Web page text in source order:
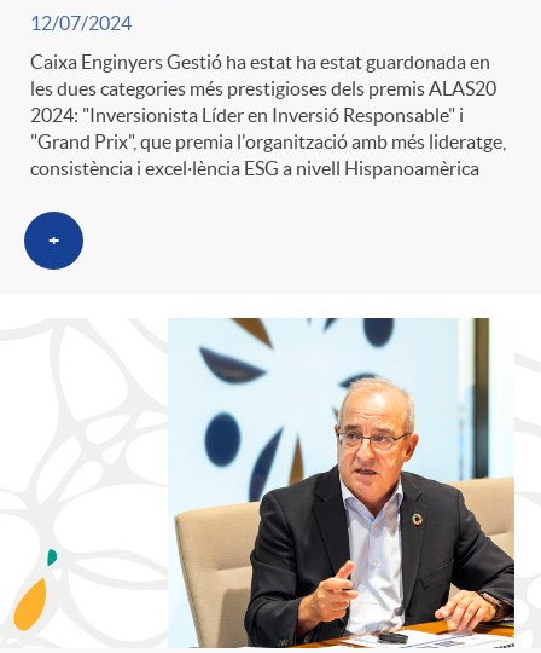
12/07/2024
Caixa Enginyers Gestió ha estat ha estat guardonada en
les dues categories més prestigioses dels premis ALAS20
2024: "Inversionista Líder en Inversió Responsable" i
"Grand Prix", que premia l'organització amb més lideratge,
consistència i excel·lència ESG a nivell Hispanoamèrica
+